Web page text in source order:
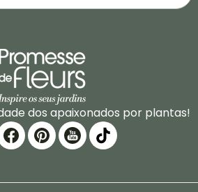
dos apaixonados por plantas!